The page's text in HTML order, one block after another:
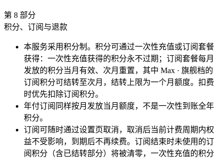
第 8 部分
积分、订阅与退款
本服务采用积分制。积分可通过一次性充值或订阅套餐
获得：一次性充值获得的积分永不过期；订阅套餐每月
发放的积分当月有效、次月重置，其中 Max · 旗舰档的
订阅积分可结转至次月，结转上限为一个月额度。扣费
时优先扣除订阅积分。
年付订阅同样按月发放当月额度，不是一次性到账全年
积分。
订阅可随时通过设置页取消，取消后当前计费周期内权
益不受影响，到期后不再续费。订阅结束时未使用的订
阅积分（含已结转部分）将被清零，一次性充值的积分